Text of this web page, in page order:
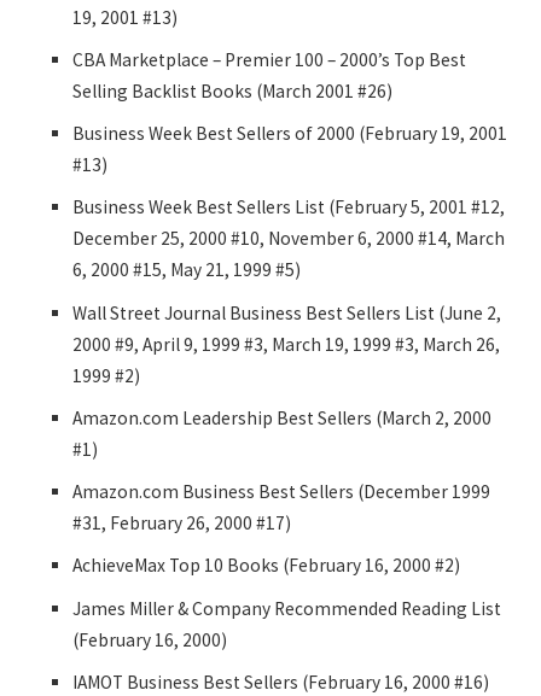
19, 2001 #13)
CBA Marketplace – Premier 100 – 2000’s Top Best
Selling Backlist Books (March 2001 #26)
Business Week Best Sellers of 2000 (February 19, 2001
#13)
Business Week Best Sellers List (February 5, 2001 #12,
December 25, 2000 #10, November 6, 2000 #14, March
6, 2000 #15, May 21, 1999 #5)
Wall Street Journal Business Best Sellers List (June 2,
2000 #9, April 9, 1999 #3, March 19, 1999 #3, March 26,
1999 #2)
Amazon.com Leadership Best Sellers (March 2, 2000
#1)
Amazon.com Business Best Sellers (December 1999
#31, February 26, 2000 #17)
AchieveMax Top 10 Books (February 16, 2000 #2)
James Miller & Company Recommended Reading List
(February 16, 2000)
IAMOT Business Best Sellers (February 16, 2000 #16)